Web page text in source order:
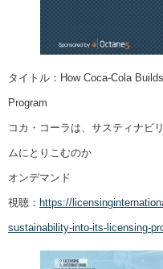
タイトル：How Coca-Cola
Program
コカ・コーラは、サスティナビ
ムにとりこむのか
オンデマンド
視聴： https://
sustainability-into-its-licensing-